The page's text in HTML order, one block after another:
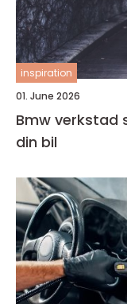
inspiration
01. June 2026
Bmw verkstad så väljer du rätt partner för
din bil